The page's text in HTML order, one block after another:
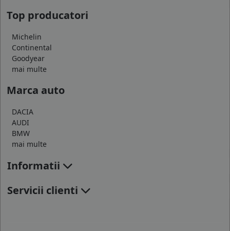
Top producatori
Michelin
Continental
Goodyear
mai multe
Marca auto
DACIA
AUDI
BMW
mai multe
Informatii
Servicii clienti